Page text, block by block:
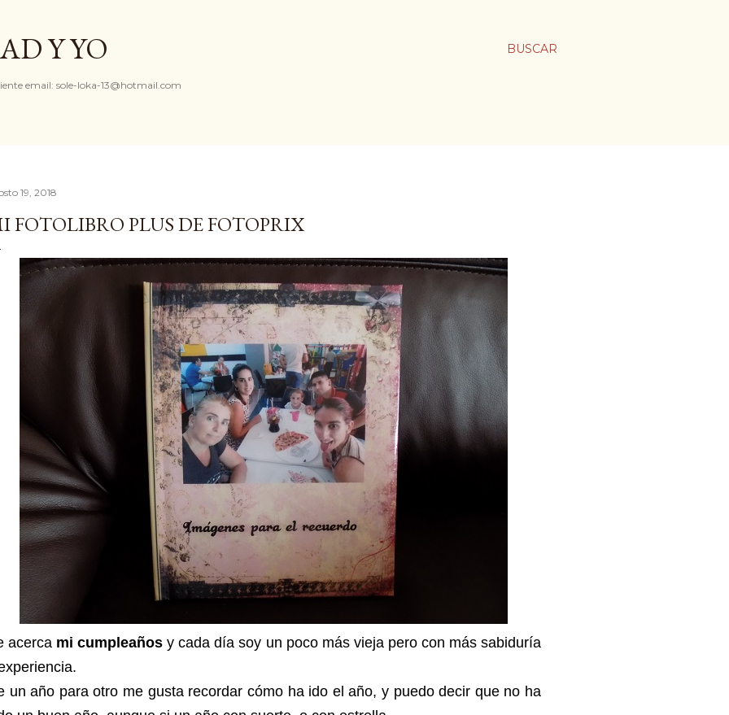
BUSCAR
Y YO
email: sole-loka-13@hotmail.com
19, 2018
FOTOLIBRO PLUS DE FOTOPRIX
acerca mi cumpleaños y cada día soy un poco más vieja pero con más sabiduría
un año para otro me gusta recordar cómo ha ido el año, y puedo decir que no ha